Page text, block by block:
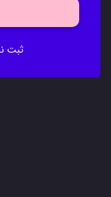
ثبت